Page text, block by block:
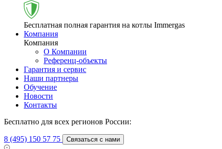
Бесплатная полная гарантия на котлы Immergas
Компания
Компания
О Компании
Референц-объекты
Гарантия и сервис
Наши партнеры
Обучение
Новости
Контакты
Бесплатно для всех регионов России:
8 (495) 150 57 75 Связаться с нами